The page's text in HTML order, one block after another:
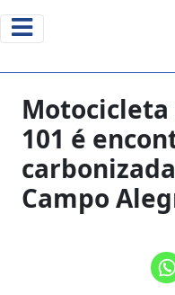
Motocicleta
101 é
Campo